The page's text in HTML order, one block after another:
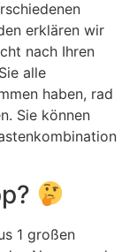
erklären wir
nach Ihren
alle
haben, rad
Sie können
1 großen